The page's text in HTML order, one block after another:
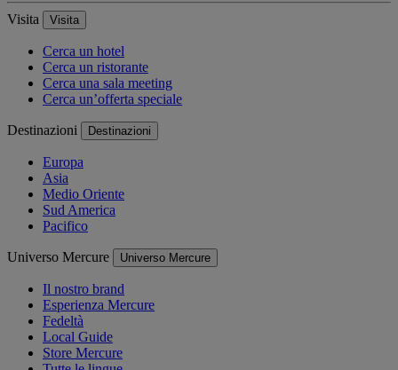
Visita Visita
Cerca un hotel
Cerca un ristorante
Cerca una sala meeting
Cerca un’offerta speciale
Destinazioni Destinazioni
Europa
Asia
Medio Oriente
Sud America
Pacifico
Universo Mercure Universo Mercure
Il nostro brand
Esperienza Mercure
Fedeltà
Local Guide
Store Mercure